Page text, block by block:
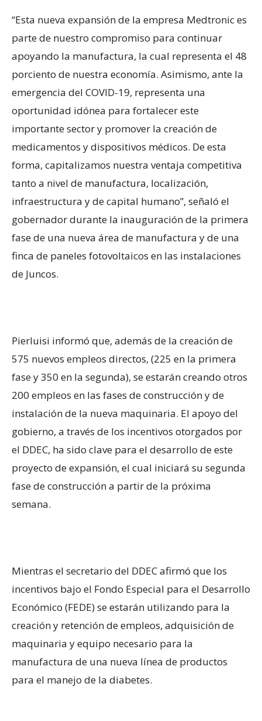
“Esta nueva expansión de la empresa Medtronic es
parte de nuestro compromiso para continuar
apoyando la manufactura, la cual representa el 48
porciento de nuestra economía. Asimismo, ante la
emergencia del COVID-19, representa una
oportunidad idónea para fortalecer este
importante sector y promover la creación de
medicamentos y dispositivos médicos. De esta
forma, capitalizamos nuestra ventaja competitiva
tanto a nivel de manufactura, localización,
infraestructura y de capital humano”, señaló el
gobernador durante la inauguración de la primera
fase de una nueva área de manufactura y de una
finca de paneles fotovoltaicos en las instalaciones
de Juncos.
Pierluisi informó que, además de la creación de
575 nuevos empleos directos, (225 en la primera
fase y 350 en la segunda), se estarán creando otros
200 empleos en las fases de construcción y de
instalación de la nueva maquinaria. El apoyo del
gobierno, a través de los incentivos otorgados por
el DDEC, ha sido clave para el desarrollo de este
proyecto de expansión, el cual iniciará su segunda
fase de construcción a partir de la próxima
semana.
Mientras el secretario del DDEC afirmó que los
incentivos bajo el Fondo Especial para el Desarrollo
Económico (FEDE) se estarán utilizando para la
creación y retención de empleos, adquisición de
maquinaria y equipo necesario para la
manufactura de una nueva línea de productos
para el manejo de la diabetes.